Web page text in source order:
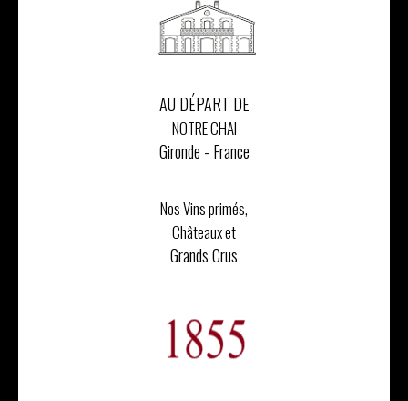
AU DÉPART DE
NOTRE CHAI
Gironde - France
Nos Vins primés,
Châteaux et
Grands Crus